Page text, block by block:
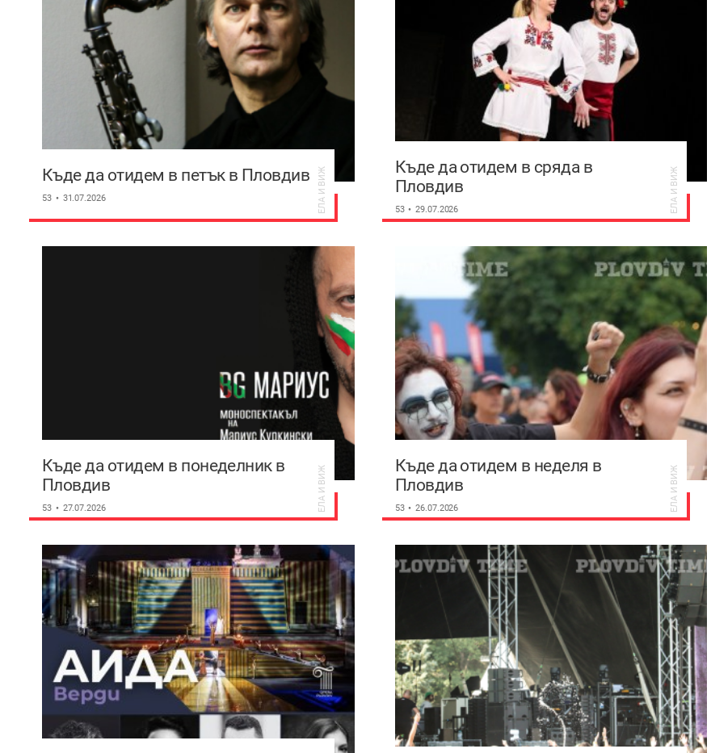
Къде да отидем в петък в Пловдив
53 31.07.2026 ЕЛА И ВИЖ
Къде да отидем в сряда в
Пловдив
53 29.07.2026 ЕЛА И ВИЖ
Къде да отидем в понеделник в
Пловдив
53 27.07.2026 ЕЛА И ВИЖ
Къде да отидем в неделя в
Пловдив
53 26.07.2026 ЕЛА И ВИЖ